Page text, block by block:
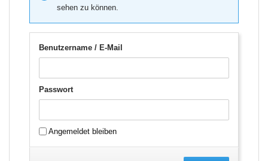
sehen zu können.
Benutzername / E-Mail
Passwort
Angemeldet bleiben